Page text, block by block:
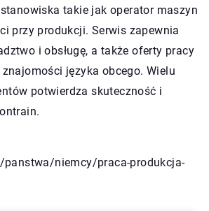
takie jak operator maszyn
przy produkcji. Serwis zapewnia
i obsługę, a także oferty pracy
języka obcego. Wielu
potwierdza skuteczność i
niemcy/praca-produkcja-